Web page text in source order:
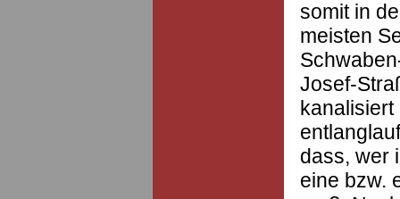
somit in
meisten
Josef-
kanalisiert
dass, wer
eine bzw.